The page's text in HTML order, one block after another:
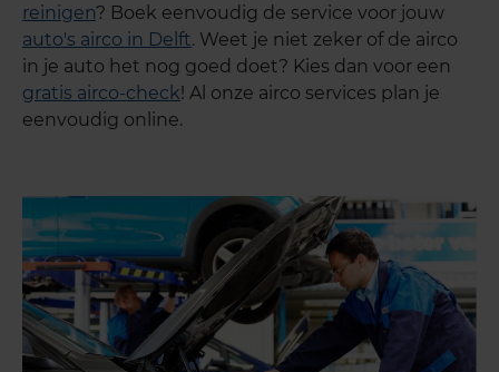
reinigen? Boek eenvoudig de service voor jouw
auto's airco in Delft. Weet je niet zeker of de airco
in je auto het nog goed doet? Kies dan voor een
gratis airco-check! Al onze airco services plan je
eenvoudig online.